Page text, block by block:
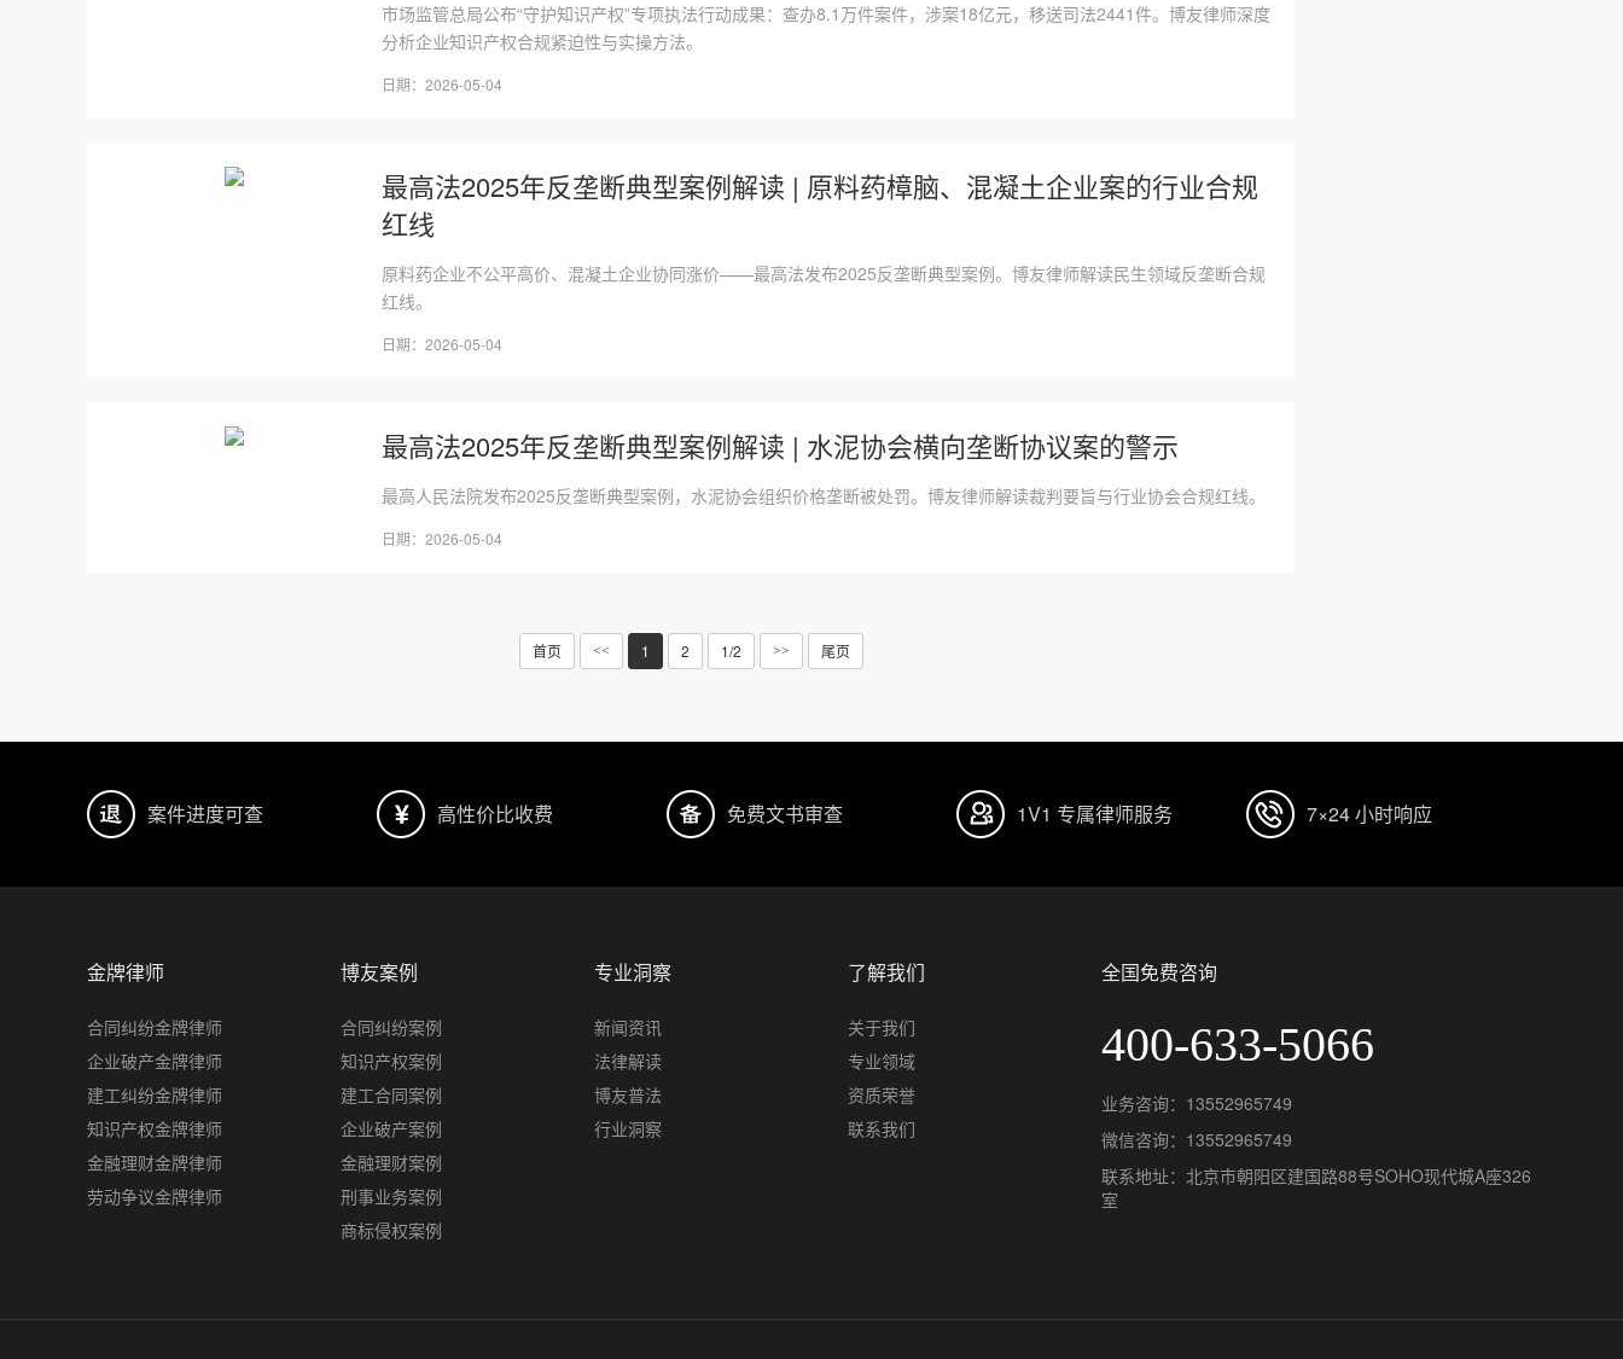
市场监管总局公布“守护知识产权”专项执法行动成果：查办8.1万件案件，涉案18亿元，移送司法2441件。博友律师深度
分析企业知识产权合规紧迫性与实操方法。
日期：2026-05-04
最高法2025年反垄断典型案例解读 | 原料药樟脑、混凝土企业案的行业合规
红线
原料药企业不公平高价、混凝土企业协同涨价——最高法发布2025反垄断典型案例。博友律师解读民生领域反垄断合规
红线。
日期：2026-05-04
最高法2025年反垄断典型案例解读 | 水泥协会横向垄断协议案的警示
最高人民法院发布2025反垄断典型案例，水泥协会组织价格垄断被处罚。博友律师解读裁判要旨与行业协会合规红线。
日期：2026-05-04
首页 << 1 2 1/2 >> 尾页
案件进度可查 高性价比收费 免费文书审查 1V1 专属律师服务 7×24 小时响应
金牌律师
合同纠纷金牌律师
企业破产金牌律师
建工纠纷金牌律师
知识产权金牌律师
金融理财金牌律师
劳动争议金牌律师
博友案例
合同纠纷案例
知识产权案例
建工合同案例
企业破产案例
金融理财案例
刑事业务案例
商标侵权案例
专业洞察
新闻资讯
法律解读
博友普法
行业洞察
了解我们
关于我们
专业领域
资质荣誉
联系我们
全国免费咨询
400-633-5066
业务咨询：13552965749
微信咨询：13552965749
联系地址：北京市朝阳区建国路88号SOHO现代城A座326
室